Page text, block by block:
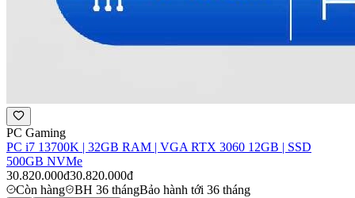
PC Gaming
PC i7 13700K | 32GB RAM | VGA RTX 3060 12GB | SSD
500GB NVMe
30.820.000đ30.820.000đ
Còn hàng
BH 36 thángBảo hành tới 36 tháng